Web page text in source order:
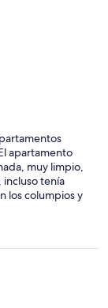
apartamento
muy limpio,
incluso tenía
los columpios y
ir caminando.